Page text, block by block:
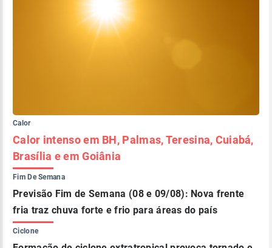
Calor
Calor intenso em BH, Palmas, Teresina, Cuiabá,
Brasília e em Goiânia
Fim De Semana
Previsão Fim de Semana (08 e 09/08): Nova frente
fria traz chuva forte e frio para áreas do país
Ciclone